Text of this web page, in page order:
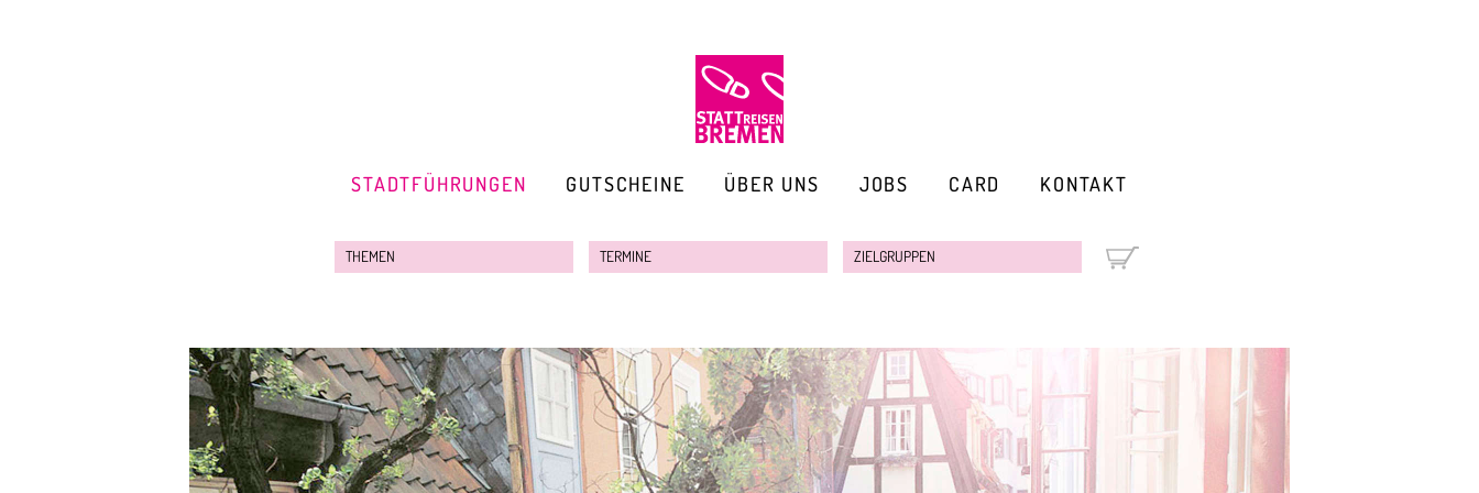
STADTFÜHRUNGEN GUTSCHEINE ÜBER UNS JOBS CARD KONTAKT